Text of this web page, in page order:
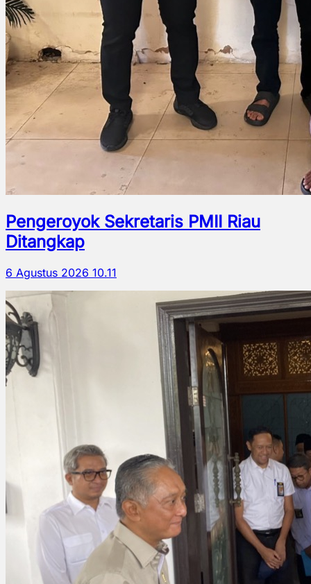
Pengeroyok Sekretaris PMII Riau
Ditangkap
6 Agustus 2026 10.11